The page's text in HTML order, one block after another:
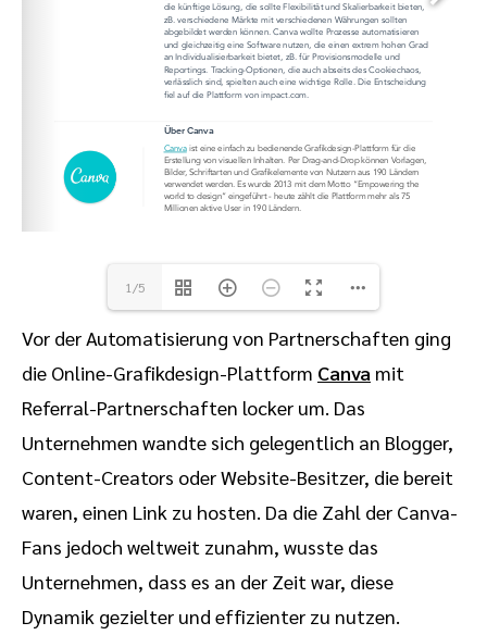
1/5
Vor der Automatisierung von Partnerschaften ging
die Online-Grafikdesign-Plattform Canva mit
Referral-Partnerschaften locker um. Das
Unternehmen wandte sich gelegentlich an Blogger,
Content-Creators oder Website-Besitzer, die bereit
waren, einen Link zu hosten. Da die Zahl der Canva-
Fans jedoch weltweit zunahm, wusste das
Unternehmen, dass es an der Zeit war, diese
Dynamik gezielter und effizienter zu nutzen.